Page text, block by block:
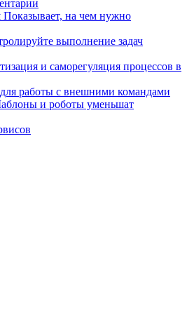
Показывает, на чем нужно
выполнение задач
и саморегуляция процессов в
работы с внешними командами
и роботы уменьшат